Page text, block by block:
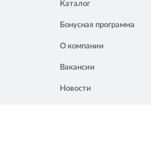
Каталог
Бонусная программа
О компании
Вакансии
Новости